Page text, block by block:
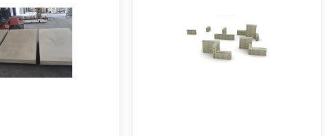
sur la fabrication en
de circuit de
vos
1801
s'adapte et évolue très rapidement
avec son environnement
3800